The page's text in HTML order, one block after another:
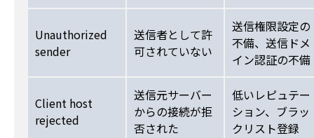
Unauthorized
sender
送信者として許
可されていない
送信権限設定の
不備、送信ドメ
イン認証の不備
Client host
rejected
送信元サーバー
からの接続が拒
否された
低いレピュテー
ション、ブラッ
クリスト登録